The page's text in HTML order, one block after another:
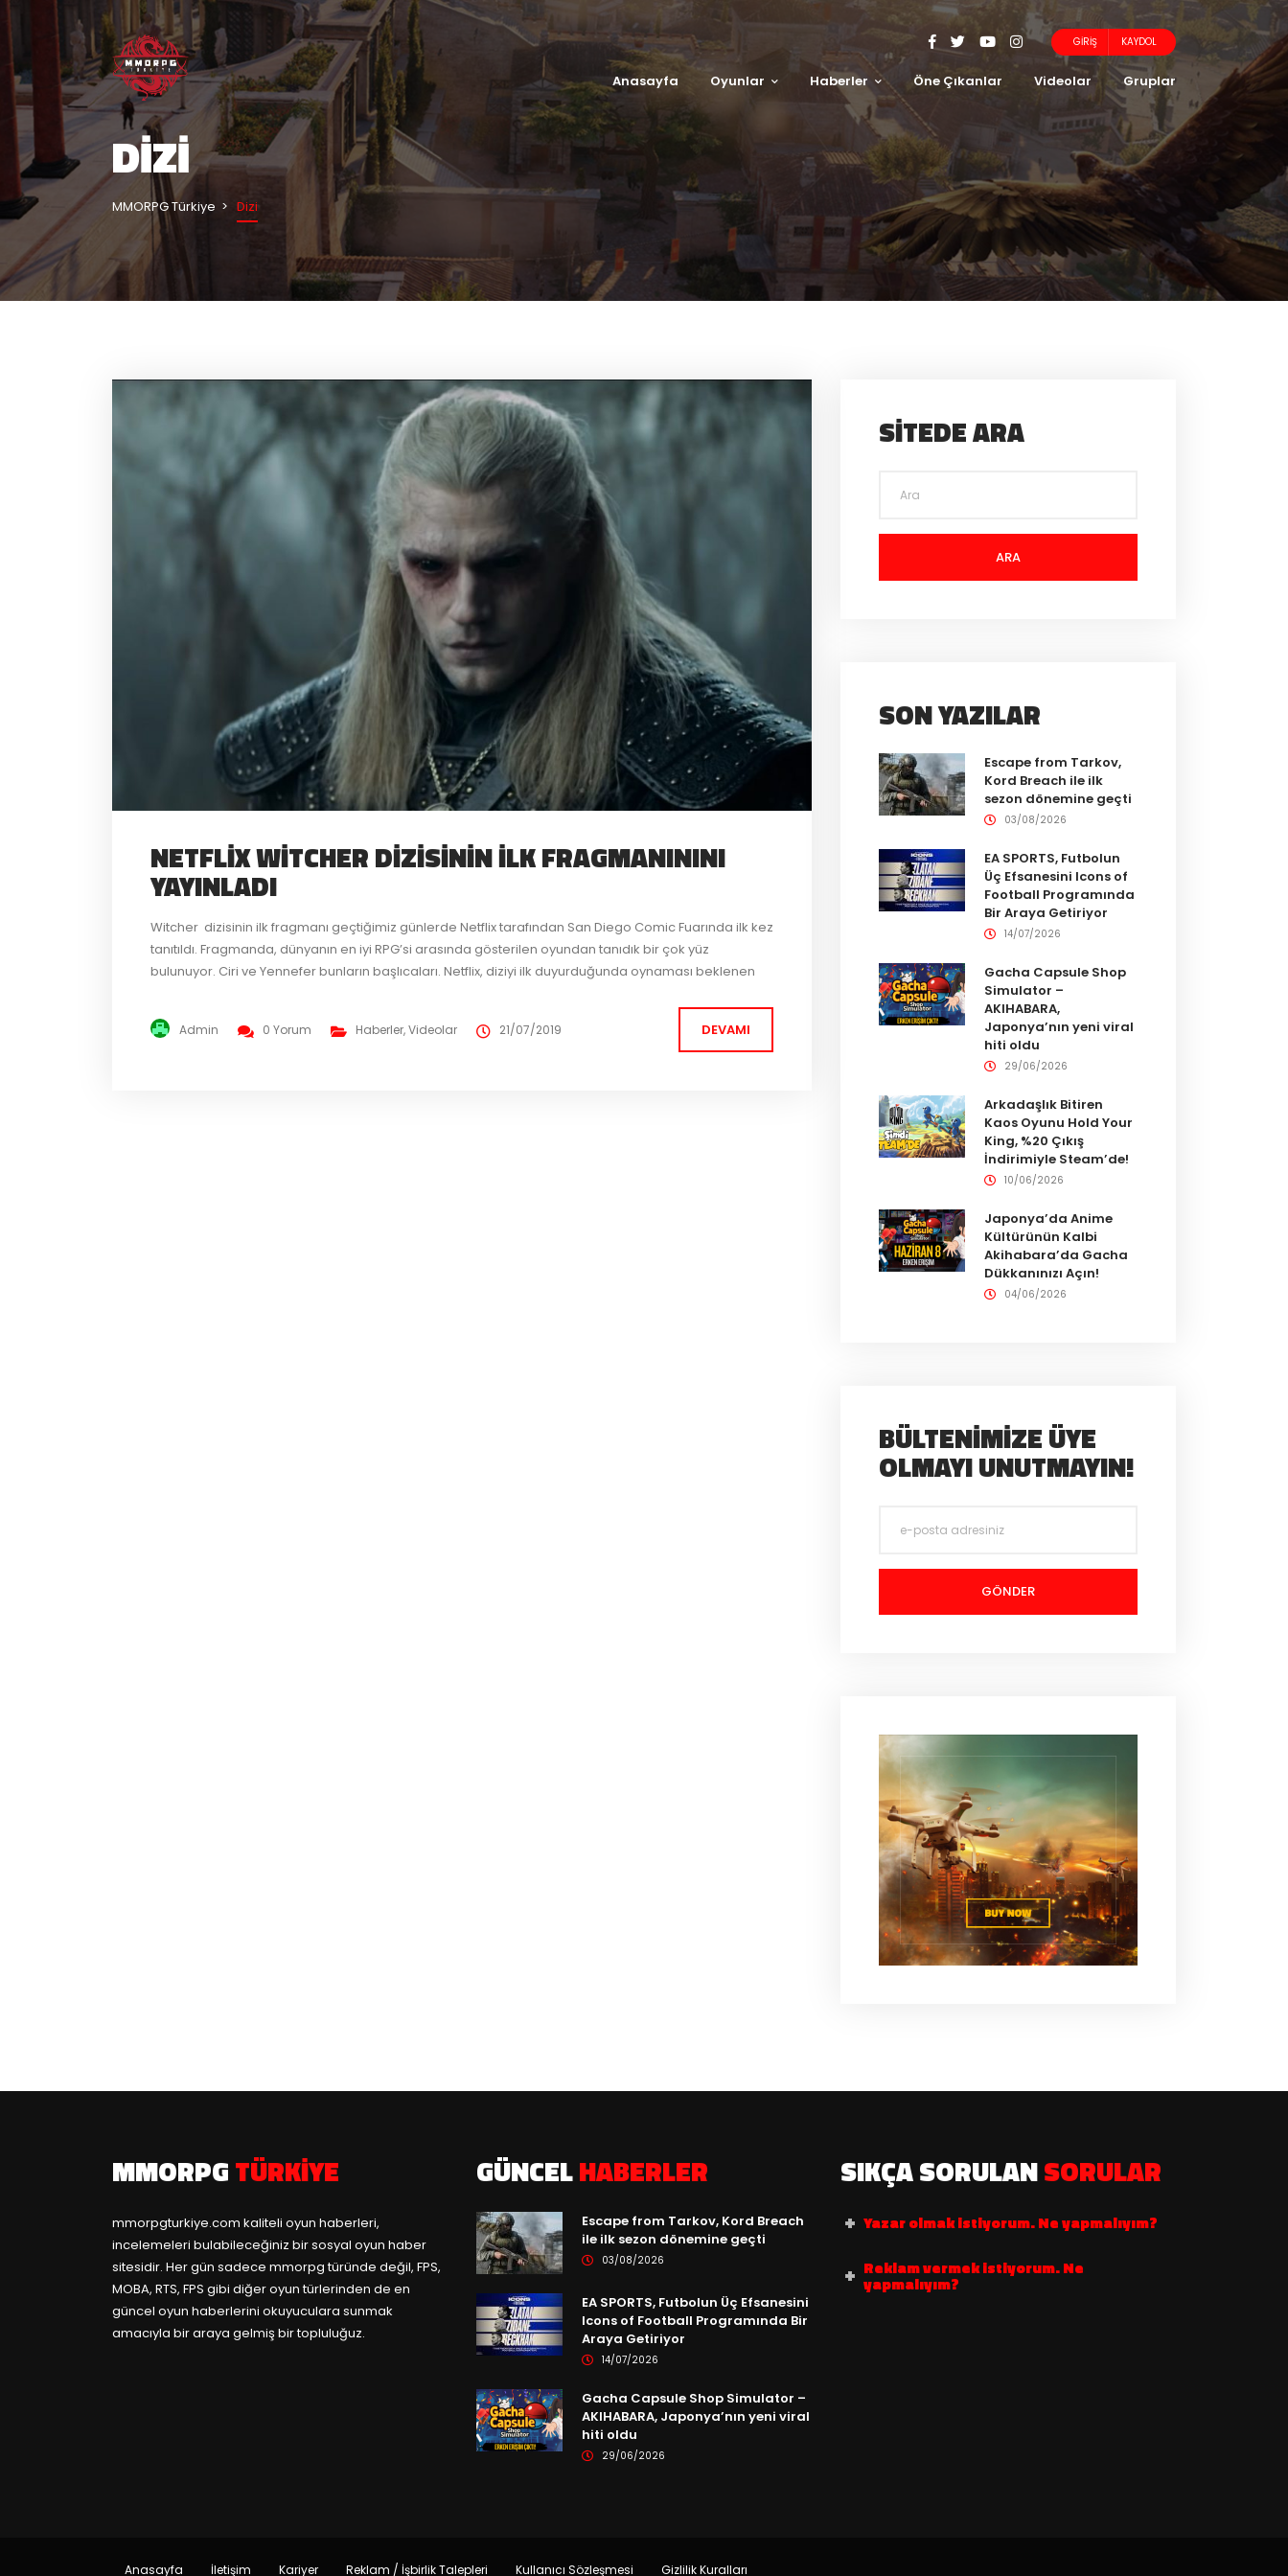
GIRIŞ KAYDOL
Anasayfa Oyunlar Haberler Öne Çıkanlar Videolar Gruplar
DIZI
MMORPG Türkiye Dizi
NETFLIX WITCHER DIZISININ İLK FRAGMANININI
YAYINLADI
Witcher dizisinin ilk fragmanı geçtiğimiz günlerde Netflix tarafından San Diego Comic Fuarında ilk kez
tanıtıldı. Fragmanda, dünyanın en iyi RPG’si arasında gösterilen oyundan tanıdık bir çok yüz
bulunuyor. Ciri ve Yennefer bunların başlıcaları. Netflix, diziyi ilk duyurduğunda oynaması beklenen
benzerlik gösteriyor. Fragman...
Admin 0 Yorum Haberler,Videolar 21/07/2019 DEVAMI
SITEDE ARA
ARA
SON YAZILAR
Escape from Tarkov,
Kord Breach ile ilk
sezon dönemine geçti
03/08/2026
EA SPORTS, Futbolun
Üç Efsanesini Icons of
Football Programında
Bir Araya Getiriyor
14/07/2026
Gacha Capsule Shop
Simulator –
AKIHABARA,
Japonya’nın yeni viral
hiti oldu
29/06/2026
Arkadaşlık Bitiren
Kaos Oyunu Hold Your
King, %20 Çıkış
İndirimiyle Steam’de!
10/06/2026
Japonya’da Anime
Kültürünün Kalbi
Akihabara’da Gacha
Dükkanınızı Açın!
04/06/2026
BÜLTENIMIZE ÜYE
OLMAYI UNUTMAYIN!
MMORPGTÜRKIYE
mmorpgturkiye.com kaliteli oyun haberleri,
incelemeleri bulabileceğiniz bir sosyal oyun haber
sitesidir. Her gün sadece mmorpg türünde değil, FPS,
MOBA, RTS, FPS gibi diğer oyun türlerinden de en
güncel oyun haberlerini okuyuculara sunmak
amacıyla bir araya gelmiş bir topluluğuz.
GÜNCELHABERLER
Escape from Tarkov, Kord Breach
ile ilk sezon dönemine geçti
03/08/2026
EA SPORTS, Futbolun Üç Efsanesini
Icons of Football Programında Bir
Araya Getiriyor
14/07/2026
Gacha Capsule Shop Simulator –
AKIHABARA, Japonya’nın yeni viral
hiti oldu
29/06/2026
SIKÇA SORULANSORULAR
Yazar olmak istiyorum. Ne yapmalıyım?
Reklam vermek istiyorum. Ne
yapmalıyım?
Anasayfa İletişim Kariyer Reklam / İşbirlik Talepleri Kullanıcı Sözleşmesi Gizlilik Kuralları